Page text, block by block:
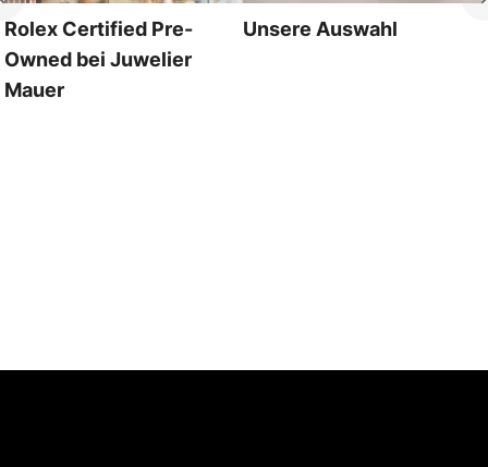
Rolex Certified Pre-
Owned bei Juwelier
Mauer
Unsere Auswahl